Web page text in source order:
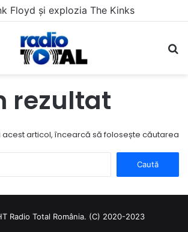
Floyd și explozia The Kinks
rezultat
acest articol, încearcă să folosește căutarea
Radio Total România. (C) 2020-2023